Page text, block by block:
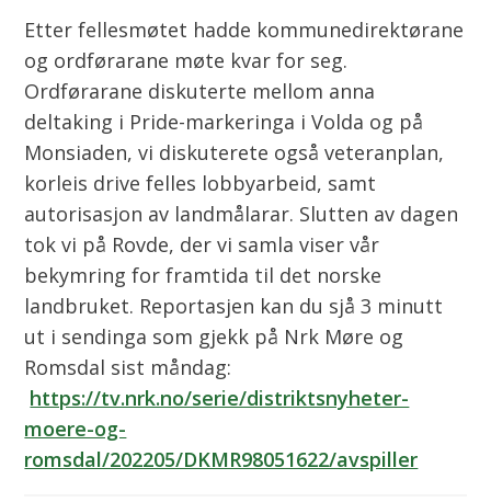
Etter fellesmøtet hadde kommunedirektørane
og ordførarane møte kvar for seg.
Ordførarane diskuterte mellom anna
deltaking i Pride-markeringa i Volda og på
Monsiaden, vi diskuterete også veteranplan,
korleis drive felles lobbyarbeid, samt
autorisasjon av landmålarar. Slutten av dagen
tok vi på Rovde, der vi samla viser vår
bekymring for framtida til det norske
landbruket. Reportasjen kan du sjå 3 minutt
ut i sendinga som gjekk på Nrk Møre og
Romsdal sist måndag:
https://tv.nrk.no/serie/distriktsnyheter-
moere-og-
romsdal/202205/DKMR98051622/avspiller